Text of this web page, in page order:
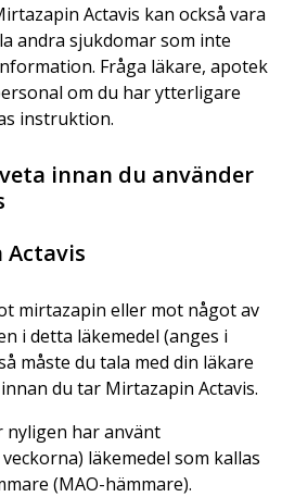
Actavis kan också vara
andra sjukdomar som inte
Fråga läkare, apotek
om du har ytterligare
instruktion.
innan du använder
mirtazapin eller mot något av
i detta läkemedel (anges i
måste du tala med din läkare
du tar Mirtazapin Actavis.
nyligen har använt
läkemedel som kallas
(MAO-hämmare).